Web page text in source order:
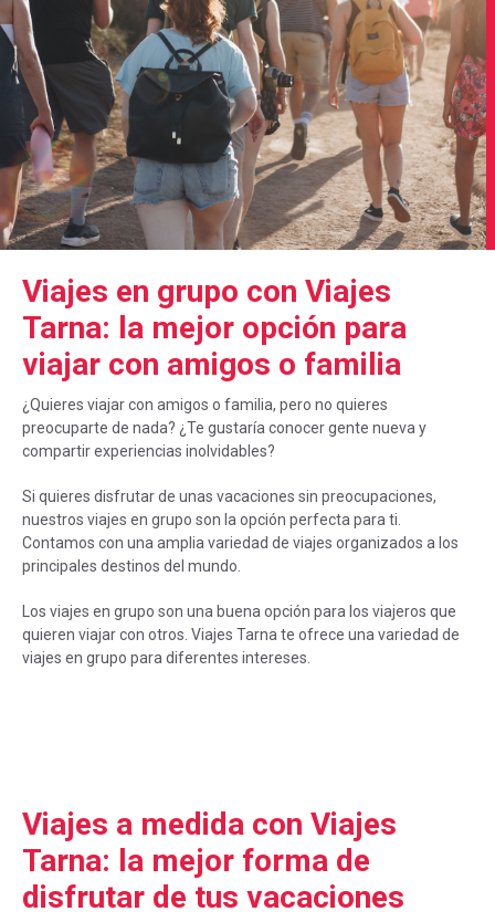
Viajes en grupo con Viajes
Tarna: la mejor opción para
viajar con amigos o familia
¿Quieres viajar con amigos o familia, pero no quieres
preocuparte de nada? ¿Te gustaría conocer gente nueva y
compartir experiencias inolvidables?
Si quieres disfrutar de unas vacaciones sin preocupaciones,
nuestros viajes en grupo son la opción perfecta para ti.
Contamos con una amplia variedad de viajes organizados a los
principales destinos del mundo.
Los viajes en grupo son una buena opción para los viajeros que
quieren viajar con otros. Viajes Tarna te ofrece una variedad de
viajes en grupo para diferentes intereses.
Viajes a medida con Viajes
Tarna: la mejor forma de
disfrutar de tus vacaciones